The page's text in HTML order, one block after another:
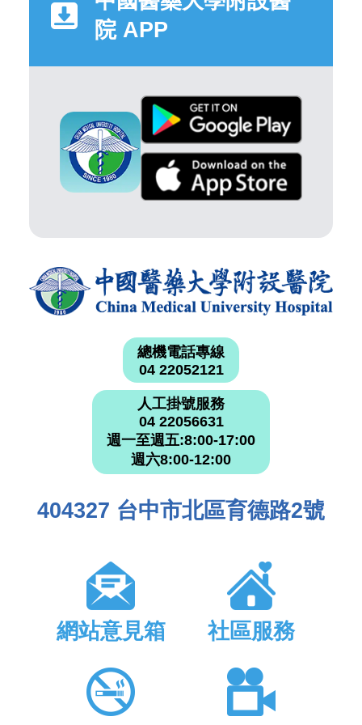
院 APP
總機電話專線
04 22052121
人工掛號服務
04 22056631
週一至週五:8:00-17:00
週六8:00-12:00
404327 台中市北區育德路2號
網站意見箱 社區服務